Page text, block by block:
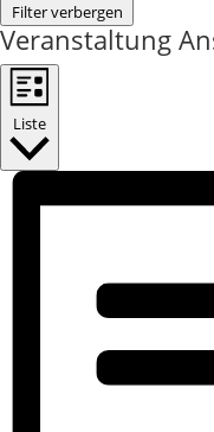
Filter verbergen
Veranstaltung
Liste